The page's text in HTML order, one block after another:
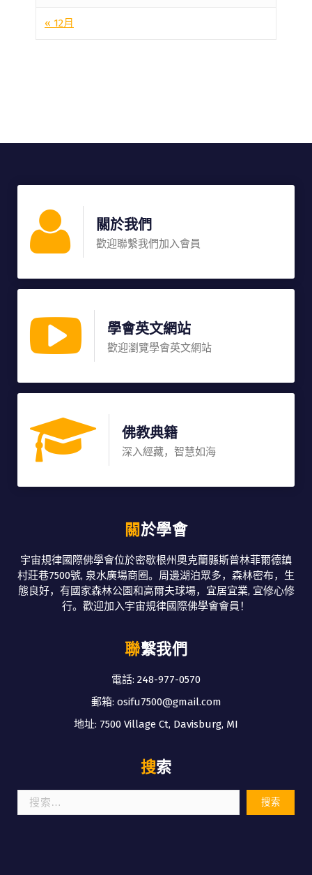
« 12月
關於我們
歡迎聯繫我們加入會員
學會英文網站
歡迎瀏覽學會英文網站
佛教典籍
深入經藏，智慧如海
關於學會
宇宙規律國際佛學會位於密歇根州奧克蘭縣斯普林菲爾德鎮
村莊巷7500號, 泉水廣場商圈。周邊湖泊眾多，森林密布，生
態良好，有國家森林公園和高爾夫球場，宜居宜業, 宜修心修
行。歡迎加入宇宙規律國際佛學會會員！
聯繫我們
電話: 248-977-0570
郵箱: osifu7500@gmail.com
地址: 7500 Village Ct, Davisburg, MI
搜索
索：